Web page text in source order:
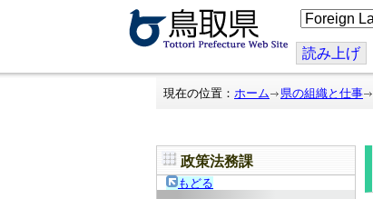
こ
の
ジ
を
翻
読み上げ
現在の位置： ホーム 県の組織と仕事
政策法務課
もどる